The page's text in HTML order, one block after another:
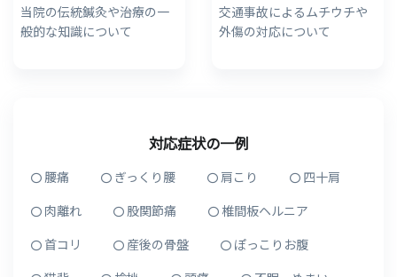
当院の伝統鍼灸や治療の一
般的な知識について
交通事故によるムチウチや
外傷の対応について
対応症状の一例
腰痛 ぎっくり腰 肩こり
四十肩
肉離れ
股関節痛
椎間板ヘルニア
首コリ
産後の骨盤
ぽっこりお腹